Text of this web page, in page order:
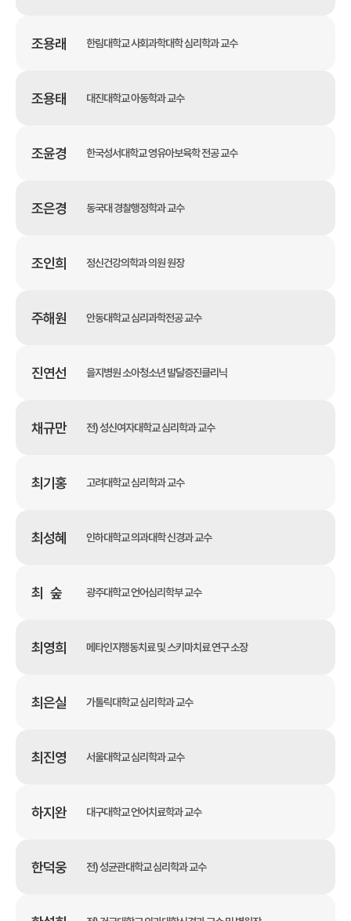
조용래 한림대학교 사회과학대학 심리학과 교수
조용태 대진대학교 아동학과 교수
조윤경 한국성서대학교 영유아보육학 전공 교수
조은경 동국대 경찰행정학과 교수
조인희 정신건강의학과 의원 원장
주해원 안동대학교 심리과학전공 교수
진연선 을지병원 소아청소년 발달증진클리닉
채규만 전) 성신여자대학교 심리학과 교수
최기홍 고려대학교 심리학과 교수
최성혜 인하대학교 의과대학 신경과 교수
최 숲 광주대학교 언어심리학부 교수
최영희 메타인지행동치료 및 스키마치료 연구 소장
최은실 가톨릭대학교 심리학과 교수
최진영 서울대학교 심리학과 교수
하지완 대구대학교 언어치료학과 교수
한덕웅 전) 성균관대학교 심리학과 교수